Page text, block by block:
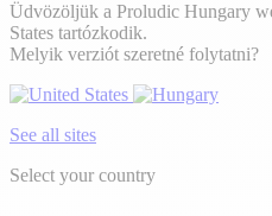
Üdvözöljük a Proludic Hungary
States tartózkodik.
Melyik verziót szeretné folytatni?
See all sites
Select your country